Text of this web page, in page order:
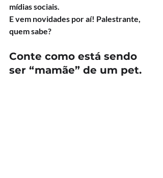
mídias sociais.
E vem novidades por aí! Palestrante,
quem sabe?
Conte como está sendo
ser “mamãe” de um pet.